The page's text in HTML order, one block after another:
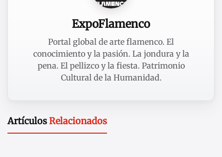
ExpoFlamenco
Portal global de arte flamenco. El
conocimiento y la pasión. La jondura y la
pena. El pellizco y la fiesta. Patrimonio
Cultural de la Humanidad.
ArtículosRelacionados